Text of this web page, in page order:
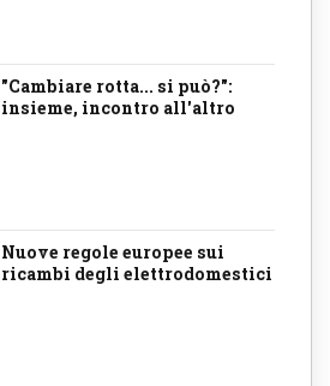
"Cambiare rotta... si può?":
insieme, incontro all'altro
Nuove regole europee sui
ricambi degli elettrodomestici